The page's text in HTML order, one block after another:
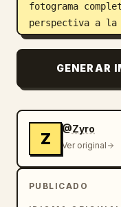
fotograma
perspectiva a
profundidad de
ultra nítido en
textura de piel
material de lata
de agua
publicitaria
global, reflejos
iluminación
GENERAR
Z
@Zyro
Ver original
PUBLICADO